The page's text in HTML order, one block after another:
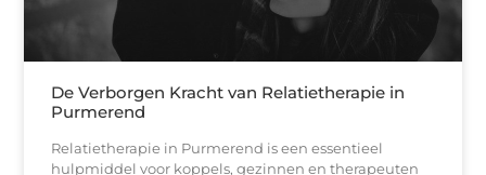
De Verborgen Kracht van Relatietherapie in
Purmerend
Relatietherapie in Purmerend is een essentieel
hulpmiddel voor koppels, gezinnen en therapeuten